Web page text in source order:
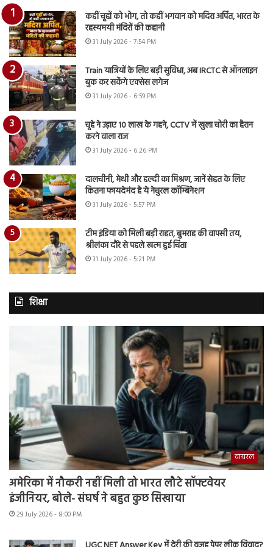
कहीं चूहों को भोग, तो कहीं भगवान को मदिरा अर्पित, भारत के
रहस्यमयी मंदिरों की कहानी
31 July 2026 - 7:54 PM
Train यात्रियों के लिए बड़ी सुविधा, अब IRCTC से ऑनलाइन
बुक कर सकेंगे एक्सेस लगेज
31 July 2026 - 6:59 PM
चूहे ने उड़ाए 10 लाख के गहने, CCTV में खुला चोरी का हैरान
करने वाला राज
31 July 2026 - 6:26 PM
दालचीनी, मेथी और हल्दी का मिश्रण, जानें सेहत के लिए
कितना फायदेमंद है ये नेचुरल कॉम्बिनेशन
31 July 2026 - 5:57 PM
टीम इंडिया को मिली बड़ी राहत, बुमराह की वापसी तय,
श्रीलंका दौरे से पहले खत्म हुई चिंता
31 July 2026 - 5:21 PM
शिक्षा
वायरल
अमेरिका में नौकरी नहीं मिली तो भारत लौटे सॉफ्टवेयर
इंजीनियर, बोले- संघर्ष ने बहुत कुछ सिखाया
29 July 2026 - 8:00 PM